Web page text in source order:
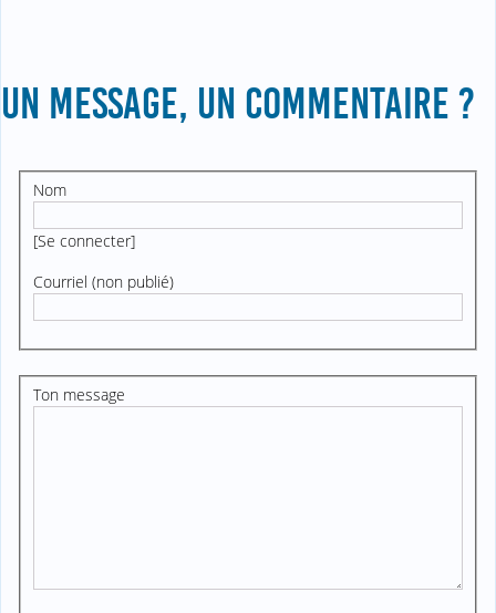
UN MESSAGE, UN COMMENTAIRE ?
Nom
[Se connecter]
Courriel (non publié)
Ton message